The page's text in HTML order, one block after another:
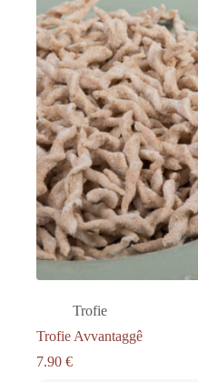
Trofie
Trofie Avvantaggê
7.90 €